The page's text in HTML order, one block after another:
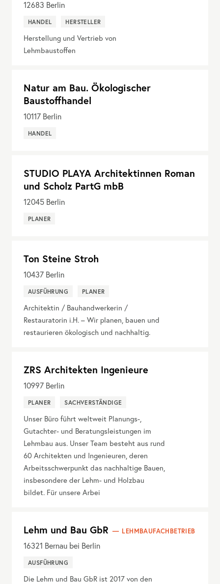
12683 Berlin
HANDEL HERSTELLER
Herstellung und Vertrieb von
Lehmbaustoffen
Natur am Bau. Ökologischer
Baustoffhandel
10117 Berlin
HANDEL
STUDIO PLAYA Architektinnen Roman
und Scholz PartG mbB
12045 Berlin
PLANER
Ton Steine Stroh
10437 Berlin
AUSFÜHRUNG PLANER
Architektin / Bauhandwerkerin /
Restauratorin i.H. – Wir planen, bauen und
restaurieren ökologisch und nachhaltig.
ZRS Architekten Ingenieure
10997 Berlin
PLANER SACHVERSTÄNDIGE
Unser Büro führt weltweit Planungs-,
Gutachter- und Beratungsleistungen im
Lehmbau aus. Unser Team besteht aus rund
60 Architekten und Ingenieuren, deren
Arbeitsschwerpunkt das nachhaltige Bauen,
insbesondere der Lehm- und Holzbau
bildet. Für unsere Arbei
Lehm und Bau GbR LEHMBAUFACHBETRIEB
16321 Bernau bei Berlin
AUSFÜHRUNG
Die Lehm und Bau GbR ist 2017 von den